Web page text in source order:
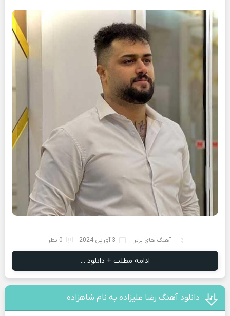
آهنگ های برتر 3 آوریل 2024 0 نظر
ادامه مطلب + دانلود ...
دانلود آهنگ رضا علیزاده به نام شاهزاده